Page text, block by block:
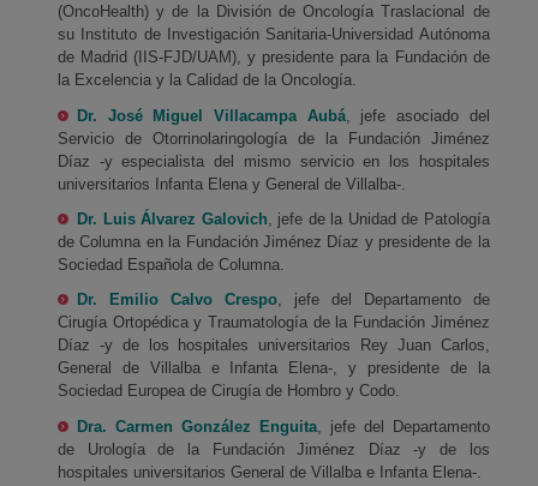
(OncoHealth) y de la División de Oncología Traslacional de
su Instituto de Investigación Sanitaria-Universidad Autónoma
de Madrid (IIS-FJD/UAM), y presidente para la Fundación de
la Excelencia y la Calidad de la Oncología.
Dr. José Miguel Villacampa Aubá, jefe asociado del
Servicio de Otorrinolaringología de la Fundación Jiménez
Díaz -y especialista del mismo servicio en los hospitales
universitarios Infanta Elena y General de Villalba-.
Dr. Luis Álvarez Galovich , jefe de la Unidad de Patología
de Columna en la Fundación Jiménez Díaz y presidente de la
Sociedad Española de Columna.
Dr. Emilio Calvo Crespo, jefe del Departamento de
Cirugía Ortopédica y Traumatología de la Fundación Jiménez
Díaz -y de los hospitales universitarios Rey Juan Carlos,
General de Villalba e Infanta Elena-, y presidente de la
Sociedad Europea de Cirugía de Hombro y Codo.
Dra. Carmen González Enguita, jefe del Departamento
de Urología de la Fundación Jiménez Díaz -y de los
hospitales universitarios General de Villalba e Infanta Elena-.